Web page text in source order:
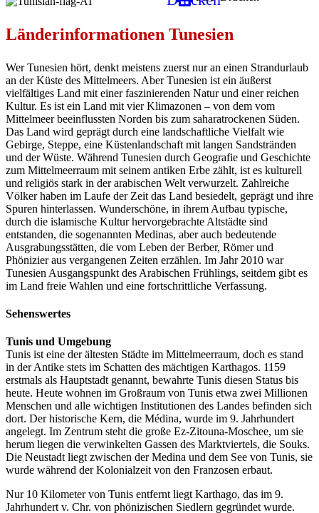
Länderinformationen Tunesien
Wer Tunesien hört, denkt meistens zuerst nur an einen Strandurlaub
an der Küste des Mittelmeers. Aber Tunesien ist ein äußerst
vielfältiges Land mit einer faszinierenden Natur und einer reichen
Kultur. Es ist ein Land mit vier Klimazonen – von dem vom
Mittelmeer beeinflussten Norden bis zum saharatrockenen Süden.
Das Land wird geprägt durch eine landschaftliche Vielfalt wie
Gebirge, Steppe, eine Küstenlandschaft mit langen Sandstränden
und der Wüste. Während Tunesien durch Geografie und Geschichte
zum Mittelmeerraum mit seinem antiken Erbe zählt, ist es kulturell
und religiös stark in der arabischen Welt verwurzelt. Zahlreiche
Völker haben im Laufe der Zeit das Land besiedelt, geprägt und ihre
Spuren hinterlassen. Wunderschöne, in ihrem Aufbau typische,
durch die islamische Kultur hervorgebrachte Altstädte sind
entstanden, die sogenannten Medinas, aber auch bedeutende
Ausgrabungsstätten, die vom Leben der Berber, Römer und
Phönizier aus vergangenen Zeiten erzählen. Im Jahr 2010 war
Tunesien Ausgangspunkt des Arabischen Frühlings, seitdem gibt es
im Land freie Wahlen und eine fortschrittliche Verfassung.
Sehenswertes
Tunis und Umgebung
Tunis ist eine der ältesten Städte im Mittelmeerraum, doch es stand
in der Antike stets im Schatten des mächtigen Karthagos. 1159
erstmals als Hauptstadt genannt, bewahrte Tunis diesen Status bis
heute. Heute wohnen im Großraum von Tunis etwa zwei Millionen
Menschen und alle wichtigen Institutionen des Landes befinden sich
dort. Der historische Kern, die Médina, wurde im 9. Jahrhundert
angelegt. Im Zentrum steht die große Ez-Zitouna-Moschee, um sie
herum liegen die verwinkelten Gassen des Marktviertels, die Souks.
Die Neustadt liegt zwischen der Medina und dem See von Tunis, sie
wurde während der Kolonialzeit von den Franzosen erbaut.
Nur 10 Kilometer von Tunis entfernt liegt Karthago, das im 9.
Jahrhundert v. Chr. von phönizischen Siedlern gegründet wurde.